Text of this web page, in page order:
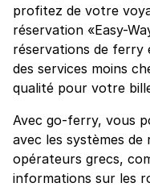
profitez de votre
réservation «Easy-
réservations de ferry
des services moins
qualité pour votre
Avec go-ferry, vous
avec les systèmes
opérateurs grecs,
informations sur les